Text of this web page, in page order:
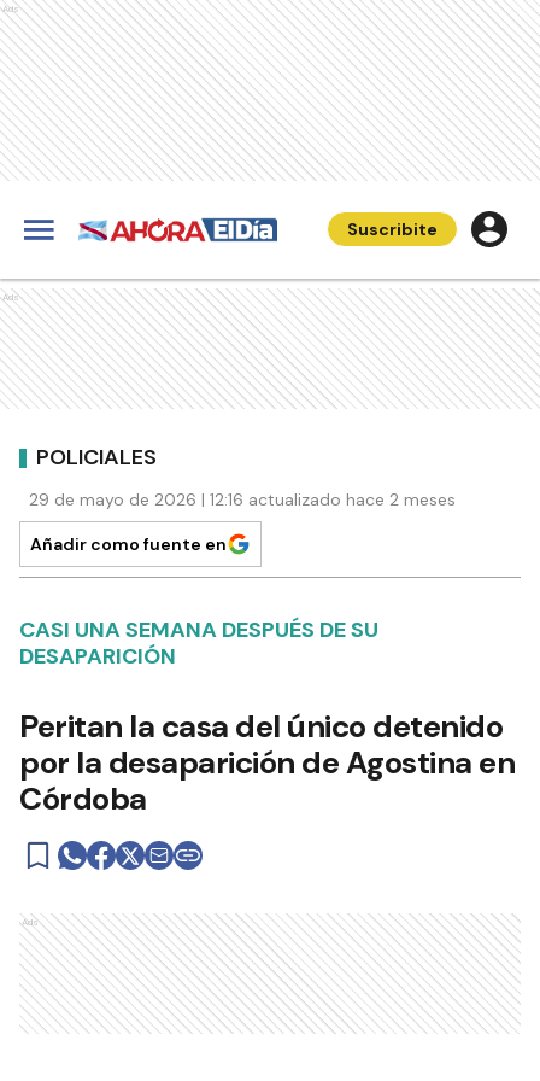
Ads
Suscribite
Ads
POLICIALES
29 de mayo de 2026 | 12:16 actualizado hace 2 meses
Añadir como fuente en
CASI UNA SEMANA DESPUÉS DE SU
DESAPARICIÓN
Peritan la casa del único detenido
por la desaparición de Agostina en
Córdoba
Ads